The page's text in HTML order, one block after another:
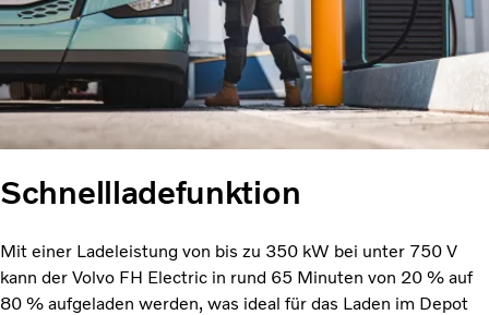
Schnellladefunktion
Mit einer Ladeleistung von bis zu 350 kW bei unter 750 V
kann der Volvo FH Electric in rund 65 Minuten von 20 % auf
80 % aufgeladen werden, was ideal für das Laden im Depot